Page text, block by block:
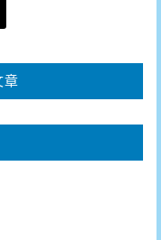
章